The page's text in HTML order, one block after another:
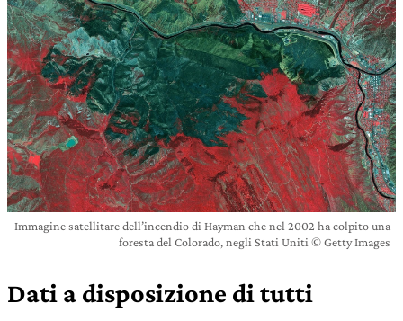
Immagine satellitare dell’incendio di Hayman che nel 2002 ha colpito una
foresta del Colorado, negli Stati Uniti © Getty Images
Dati a disposizione di tutti